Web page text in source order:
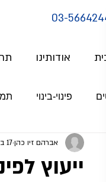
03-
אודותינו
פינוי-בינוי
ייעוץ
אברהם זיו כהן17 במרץ